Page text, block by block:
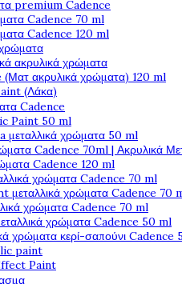
premium Cadence
Cadence 70 ml
Cadence 120 ml
ακρυλικά χρώματα
ακρυλικά χρώματα) 120 ml
(Λάκα)
Cadence
Paint 50 ml
μεταλλικά χρώματα 50 ml
Cadence 70ml | Ακρυλικά
Cadence 120 ml
χρώματα Cadence 70 ml
χρώματα Cadence 70
χρώματα Cadence 70 ml
χρώματα Cadence 50 ml
χρώματα κερί-σαπούνι Cadence
paint
Paint